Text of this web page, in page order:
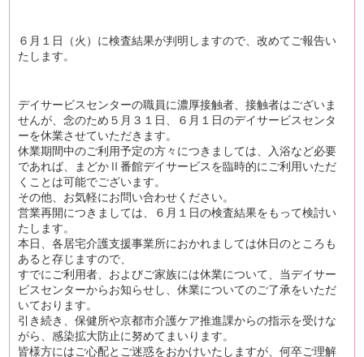
６月１日（火）に検査結果が判明しますので、改めてご報告い
たします。
デイサービスセンターの職員に濃厚接触者、接触者はございま
せんが、念のため５月３１日、６月１日のデイサービスセンタ
ーを休業させていただきます。
休業期間中のご利用予定の方々につきましては、入浴など必要
であれば、まどかⅡ番館デイサービスを臨時的にご利用いただ
くことは可能でございます。
その他、お気軽にお問い合わせください。
営業再開につきましては、６月１日の検査結果をもって検討い
たします。
本日、各居宅介護支援事業所におかれましては休日のところも
あると存じますので、
すでにご利用者、およびご家族には休業について、当デイサー
ビスセンターからお知らせし、休業についてのご了承をいただ
いております。
引き続き、保健所や京都市介護ケア推進課からの指示を受けな
がら、感染拡大防止に努めてまいります。
皆様方にはご心配とご迷惑をおかけいたしますが、何卒ご理解